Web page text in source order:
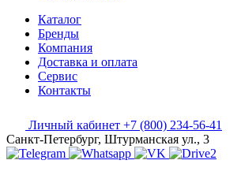
Каталог
Бренды
Компания
Доставка и оплата
Сервис
Контакты
Личный кабинет +7 (800) 234-56-41
Санкт-Петербург, Штурманская ул., 3